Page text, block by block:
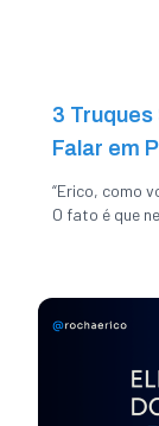
3
Falar em
“Erico, como
O fato é que